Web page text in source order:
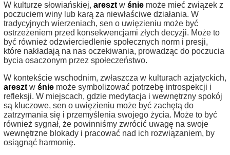
W kulturze słowiańskiej, areszt w śnie może mieć związek z
poczuciem winy lub karą za niewłaściwe działania. W
tradycyjnych wierzeniach, sen o uwięzieniu może być
ostrzeżeniem przed konsekwencjami złych decyzji. Może to
być również odzwierciedlenie społecznych norm i presji,
które nakładają na nas oczekiwania, prowadząc do poczucia
bycia osaczonym przez społeczeństwo.
W kontekście wschodnim, zwłaszcza w kulturach azjatyckich,
areszt w śnie może symbolizować potrzebę introspekcji i
refleksji. W miejscach, gdzie medytacja i wewnętrzny spokój
są kluczowe, sen o uwięzieniu może być zachętą do
zatrzymania się i przemyślenia swojego życia. Może to być
również sygnał, że powinniśmy zwrócić uwagę na swoje
wewnętrzne blokady i pracować nad ich rozwiązaniem, by
osiągnąć harmonię.